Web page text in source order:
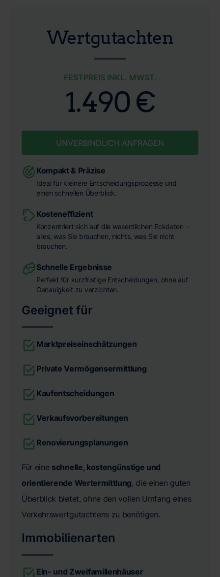
Wertgutachten
FESTPREIS INKL. MWST.
1.490 €
UNVERBINDLICH ANFRAGEN
Kompakt & Präzise
Ideal für kleinere Entscheidungsprozesse und
einen schnellen Überblick.
Kosteneffizient
Konzentriert sich auf die wesentlichen Eckdaten –
alles, was Sie brauchen, nichts, was Sie nicht
brauchen.
Schnelle Ergebnisse
Perfekt für kurzfristige Entscheidungen, ohne auf
Genauigkeit zu verzichten.
Geeignet für
Marktpreiseinschätzungen
Private Vermögensermittlung
Kaufentscheidungen
Verkaufsvorbereitungen
Renovierungsplanungen
Für eine schnelle, kostengünstige und
orientierende Wertermittlung, die einen guten
Überblick bietet, ohne den vollen Umfang eines
Verkehrswertgutachtens zu benötigen.
Immobilienarten
Ein- und Zweifamilienhäuser